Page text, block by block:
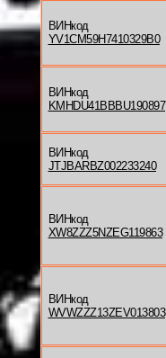
ВИНкод
YV1CM59H7410329B0
ВИНкод
KMHDU41BBBU190897
ВИНкод
JTJBARBZ002233240
ВИНкод
XW8ZZZ5NZEG119863
ВИНкод
WVWZZZ13ZEV013803